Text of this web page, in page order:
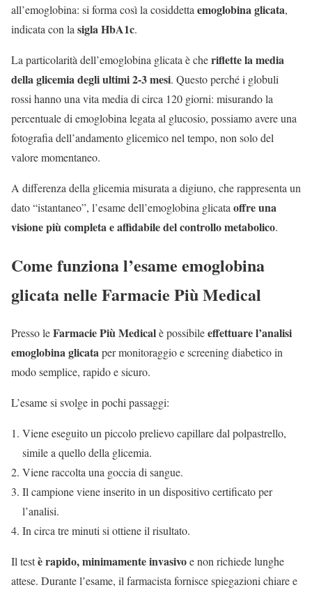
all’emoglobina: si forma così la cosiddetta emoglobina glicata,
indicata con la sigla HbA1c.
La particolarità dell’emoglobina glicata è cheriflette la media
della glicemia degli ultimi 2-3 mesi. Questo perché i globuli
rossi hanno una vita media di circa 120 giorni: misurando la
percentuale di emoglobina legata al glucosio, possiamo avere una
fotografia dell’andamento glicemico nel tempo, non solo del
valore momentaneo.
A differenza della glicemia misurata a digiuno, che rappresenta un
dato “istantaneo”, l’esame dell’emoglobina glicata offre una
visione più completa e affidabile del controllo metabolico.
Come funziona l’esame emoglobina
glicata nelle Farmacie Più Medical
Presso leFarmacie Più Medicalè possibileeffettuare l’analisi
emoglobina glicataper monitoraggio e screening diabetico in
modo semplice, rapido e sicuro.
L’esame si svolge in pochi passaggi:
Viene eseguito un piccolo prelievo capillare dal polpastrello,
simile a quello della glicemia.
Viene raccolta una goccia di sangue.
Il campione viene inserito in un dispositivo certificato per
l’analisi.
In circa tre minuti si ottiene il risultato.
Il testè rapido, minimamente invasivoe non richiede lunghe
attese. Durante l’esame, il farmacista fornisce spiegazioni chiare e